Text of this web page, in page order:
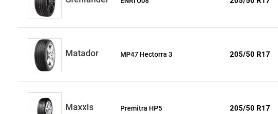
Matador MP47 Hectorra 3 205/50 R17
Maxxis Premitra HP5 205/50 R17